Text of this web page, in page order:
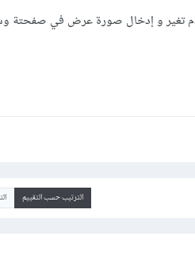
الترتيب حسب التقييم